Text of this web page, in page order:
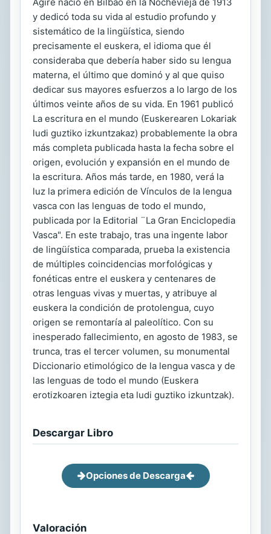
y dedicó toda su vida al estudio profundo y
sistemático de la lingüística, siendo
precisamente el euskera, el idioma que él
consideraba que debería haber sido su lengua
materna, el último que dominó y al que quiso
dedicar sus mayores esfuerzos a lo largo de los
últimos veinte años de su vida. En 1961 publicó
La escritura en el mundo (Euskerearen Lokariak
ludi guztiko izkuntzakaz) probablemente la obra
más completa publicada hasta la fecha sobre el
origen, evolución y expansión en el mundo de
la escritura. Años más tarde, en 1980, verá la
luz la primera edición de Vínculos de la lengua
vasca con las lenguas de todo el mundo,
publicada por la Editorial ¨La Gran Enciclopedia
Vasca". En este trabajo, tras una ingente labor
de lingüística comparada, prueba la existencia
de múltiples coincidencias morfológicas y
fonéticas entre el euskera y centenares de
otras lenguas vivas y muertas, y atribuye al
euskera la condición de protolengua, cuyo
origen se remontaría al paleolítico. Con su
inesperado fallecimiento, en agosto de 1983, se
trunca, tras el tercer volumen, su monumental
Diccionario etimológico de la lengua vasca y de
las lenguas de todo el mundo (Euskera
erotizkoaren iztegia eta ludi guztiko izkuntzak).
Descargar Libro
Opciones de Descarga
Valoración